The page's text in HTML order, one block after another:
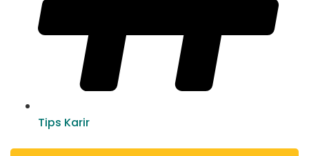
Tips Karir